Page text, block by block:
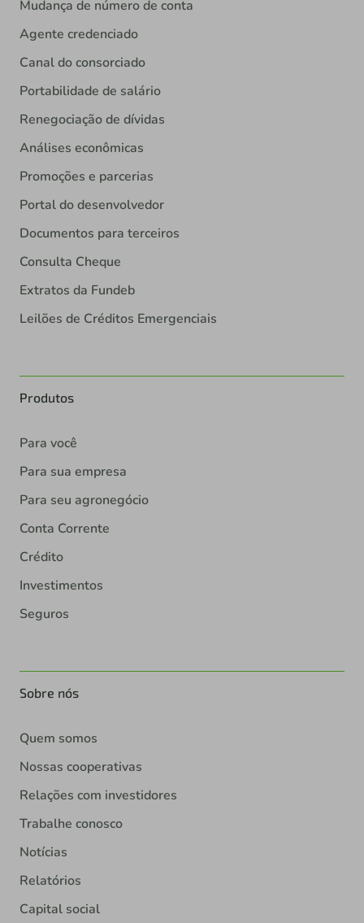
Mudança de número de conta
Agente credenciado
Canal do consorciado
Portabilidade de salário
Renegociação de dívidas
Análises econômicas
Promoções e parcerias
Portal do desenvolvedor
Documentos para terceiros
Consulta Cheque
Extratos da Fundeb
Leilões de Créditos Emergenciais
Produtos
Para você
Para sua empresa
Para seu agronegócio
Conta Corrente
Crédito
Investimentos
Seguros
Sobre nós
Quem somos
Nossas cooperativas
Relações com investidores
Trabalhe conosco
Notícias
Relatórios
Capital social